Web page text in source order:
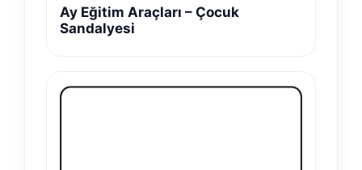
Ay Eğitim Araçları – Çocuk
Sandalyesi